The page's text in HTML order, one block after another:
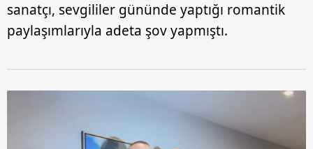
sanatçı, sevgililer gününde yaptığı romantik
paylaşımlarıyla adeta şov yapmıştı.